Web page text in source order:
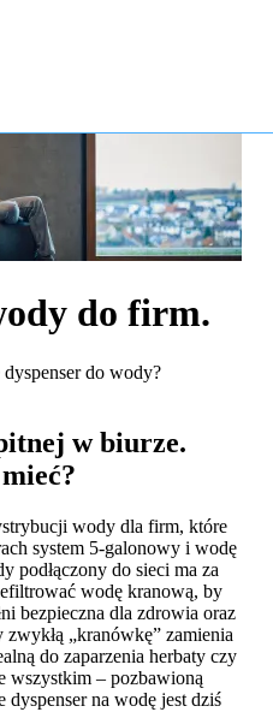
do firm.
do wody?
w biurze.
wody dla firm, które
system 5-galonowy i wodę
podłączony do sieci ma za
wodę kranową, by
bezpieczna dla zdrowia oraz
„kranówkę” zamienia
do zaparzenia herbaty czy
wszystkim – pozbawioną
dyspenser na wodę jest dziś